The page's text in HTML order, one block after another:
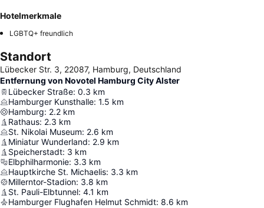
Hotelmerkmale
LGBTQ+ freundlich
Standort
Lübecker Str. 3, 22087, Hamburg, Deutschland
Entfernung von Novotel Hamburg City Alster
Lübecker Straße: 0.3 km
Hamburger Kunsthalle: 1.5 km
Hamburg: 2.2 km
Rathaus: 2.3 km
St. Nikolai Museum: 2.6 km
Miniatur Wunderland: 2.9 km
Speicherstadt: 3 km
Elbphilharmonie: 3.3 km
Hauptkirche St. Michaelis: 3.3 km
Millerntor-Stadion: 3.8 km
St. Pauli-Elbtunnel: 4.1 km
Hamburger Flughafen Helmut Schmidt: 8.6 km